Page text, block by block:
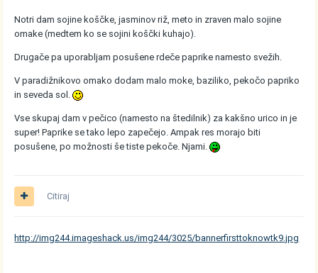
Notri dam sojine koščke, jasminov riž, meto in zraven malo sojine
omake (medtem ko se sojini koščki kuhajo).
Drugače pa uporabljam posušene rdeče paprike namesto svežih.
V paradižnikovo omako dodam malo moke, baziliko, pekočo papriko
in seveda sol.
Vse skupaj dam v pečico (namesto na štedilnik) za kakšno urico in je
super! Paprike se tako lepo zapečejo. Ampak res morajo biti
posušene, po možnosti še tiste pekoče. Njami.
Citiraj
http://img244.imageshack.us/img244/3025/bannerfirsttoknowtk9.jpg